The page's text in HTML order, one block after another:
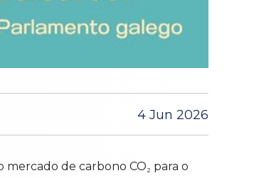
4 Jun 2026
de carbono CO₂ para o